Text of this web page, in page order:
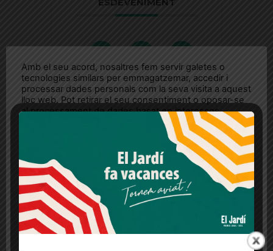
ESDEVENIMENTS
Amb el seu acord, nosaltres fem servir galetes o
tecnologies similars per emmagatzemar, accedir i
processar dades personals com la seva visita a aquest
lloc web. Pot retirar el seu consentiment o oposar-se
al processament de dades basat en interessos
legítims en qualsevol moment fent clic a "Ajustos de
cookies" o a la nostra Política de privacitat en aquest
lloc web. Si cliques "acceptar" dones el teu
Més informació Acceptar Rebutjar tot
Quan l’usuari crea un compte al Diari el Jardí, dona el
seu consentiment explícit per rebre comunicacions